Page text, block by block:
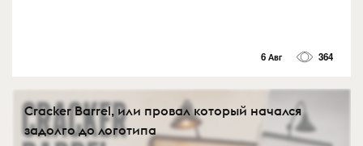
6 Авг 364
Cracker Barrel, или провал который начался
задолго до логотипа